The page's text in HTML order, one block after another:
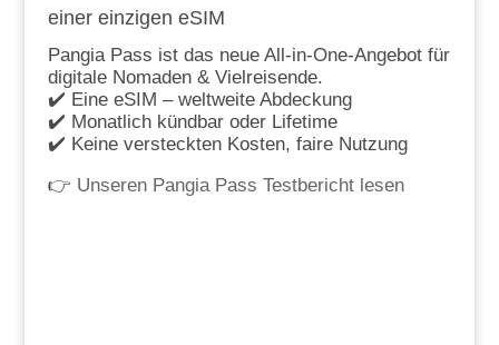
einer einzigen eSIM
Pangia Pass ist das neue All-in-One-Angebot für
digitale Nomaden & Vielreisende.
✔️ Eine eSIM – weltweite Abdeckung
✔️ Monatlich kündbar oder Lifetime
✔️ Keine versteckten Kosten, faire Nutzung
👉 Unseren Pangia Pass Testbericht lesen